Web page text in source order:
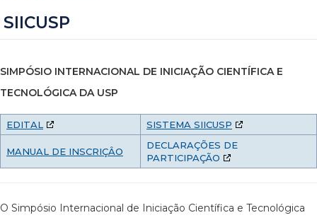
SIICUSP
SIMPÓSIO INTERNACIONAL DE INICIAÇÃO CIENTÍFICA E
TECNOLÓGICA DA USP
EDITAL SISTEMA SIICUSP
MANUAL DE INSCRIÇÂO
DECLARAÇÕES DE
PARTICIPAÇÃO
O Simpósio Internacional de Iniciação Científica e Tecnológica